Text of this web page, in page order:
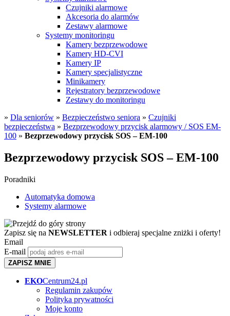
Czujniki alarmowe
Akcesoria do alarmów
Zestawy alarmowe
Systemy monitoringu
Kamery bezprzewodowe
Kamery HD-CVI
Kamery IP
Kamery specjalistyczne
Minikamery
Rejestratory bezprzewodowe
Zestawy do monitoringu
» Dla seniorów » Bezpieczeństwo seniora » Czujniki
bezpieczeństwa » Bezprzewodowy przycisk alarmowy / SOS EM-
100 » Bezprzewodowy przycisk SOS – EM-100
Bezprzewodowy przycisk SOS – EM-100
Poradniki
Automatyka domowa
Systemy alarmowe
Zapisz się na NEWSLETTER i odbieraj specjalne zniżki i oferty!
Email
E-mail
ZAPISZ MNIE
EKOCentrum24.pl
Regulamin zakupów
Polityka prywatności
Moje konto